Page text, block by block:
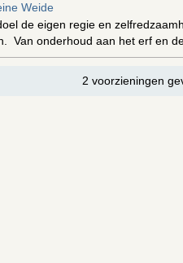
Weide
de eigen regie en
Van onderhoud aan het erf en
2 voorzieningen